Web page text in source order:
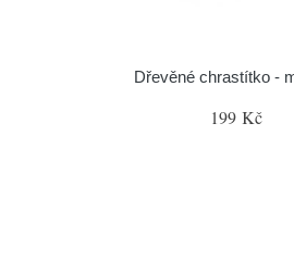
Dřevěné chrastítko -
199 Kč